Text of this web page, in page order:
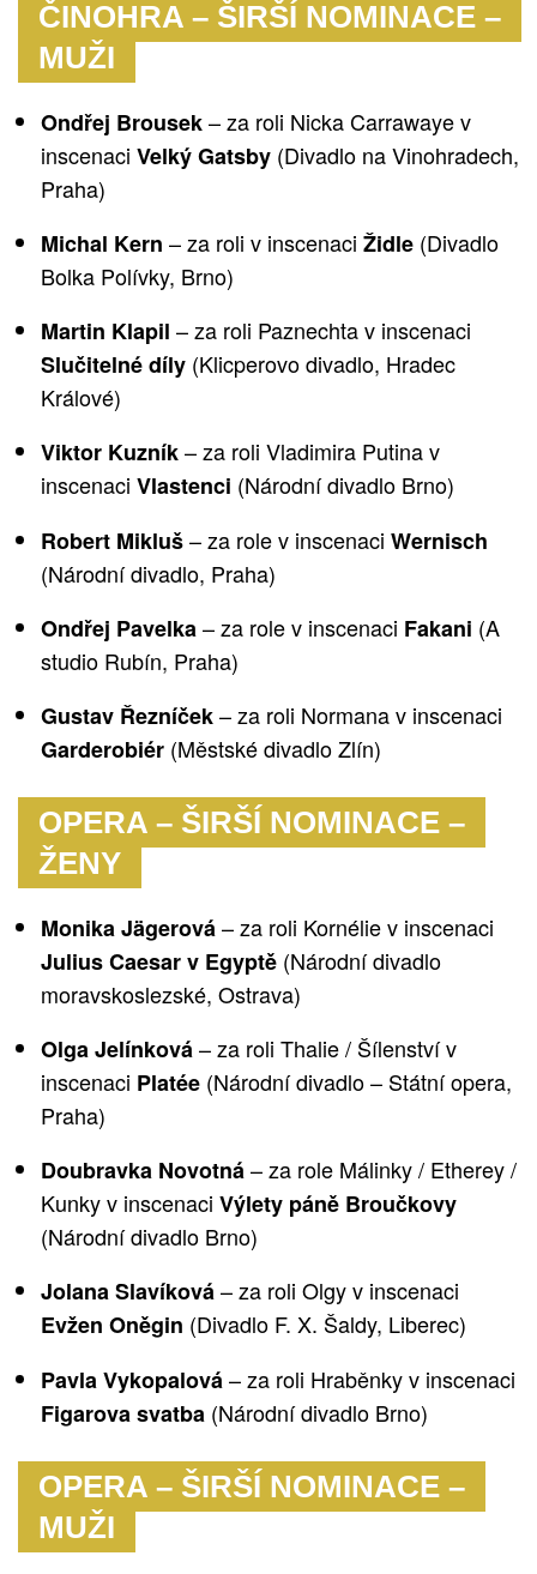
ČINOHRA – ŠIRŠÍ NOMINACE –
MUŽI
Ondřej Brousek– za roli Nicka Carrawaye v
inscenaci Velký Gatsby (Divadlo na Vinohradech,
Praha)
Michal Kern – za roli v inscenaci Židle (Divadlo
Bolka Polívky, Brno)
Martin Klapil – za roli Paznechta v inscenaci
Slučitelné díly (Klicperovo divadlo, Hradec
Králové)
Viktor Kuzník– za roli Vladimira Putina v
inscenaci Vlastenci (Národní divadlo Brno)
Robert Mikluš– za role v inscenaci Wernisch
(Národní divadlo, Praha)
Ondřej Pavelka– za role v inscenaci Fakani (A
studio Rubín, Praha)
Gustav Řezníček– za roli Normana v inscenaci
Garderobiér (Městské divadlo Zlín)
OPERA – ŠIRŠÍ NOMINACE –
ŽENY
Monika Jägerová– za roli Kornélie v inscenaci
Julius Caesar v Egyptě (Národní divadlo
moravskoslezské, Ostrava)
Olga Jelínková– za roli Thalie / Šílenství v
inscenaci Platée (Národní divadlo – Státní opera,
Praha)
Doubravka Novotná– za role Málinky / Etherey /
Kunky v inscenaci Výlety páně Broučkovy
(Národní divadlo Brno)
Jolana Slavíková– za roli Olgy v inscenaci
Evžen Oněgin (Divadlo F. X. Šaldy, Liberec)
Pavla Vykopalová– za roli Hraběnky v inscenaci
Figarova svatba (Národní divadlo Brno)
OPERA – ŠIRŠÍ NOMINACE –
MUŽI